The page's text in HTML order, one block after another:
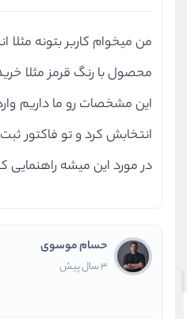
من میخوام کاربر بتونه
محصول با رنگ قرمز مثلا خرید
این مشخصات رو ما داریم
انتخابش کرد و تو فاکتور
در مورد این میشه راهنمایی
حسام موسوی
3 سال پیش